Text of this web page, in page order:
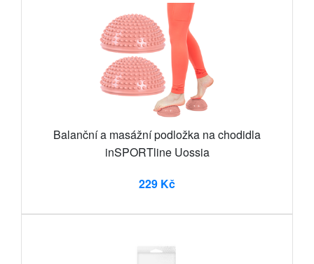
Balanční a masážní podložka na chodidla
inSPORTline Uossia
229 Kč